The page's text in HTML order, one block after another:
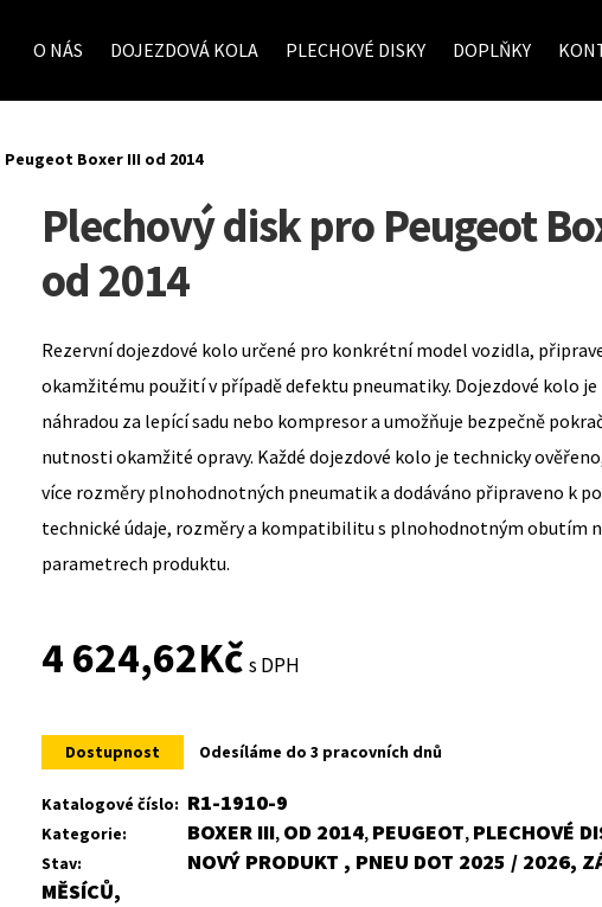
O NÁS DOJEZDOVÁ KOLA PLECHOVÉ DISKY DOPLŇKY
Boxer III od 2014
Plechový disk pro Peugeot
od 2014
Rezervní dojezdové kolo určené pro konkrétní model vozidla,
okamžitému použití v případě defektu pneumatiky. Dojezdové kolo
náhradou za lepící sadu nebo kompresor a umožňuje bezpečně
nutnosti okamžité opravy. Každé dojezdové kolo je technicky
více rozměry plnohodnotných pneumatik a dodáváno připraveno k
technické údaje, rozměry a kompatibilitu s plnohodnotným obutím
parametrech produktu.
4 624,62Kč s DPH
Dostupnost Odesíláme do 3 pracovních dnů
Katalogové číslo: R1-1910-9
Kategorie: BOXER III, OD 2014, PEUGEOT, PLECHOVÉ
Stav:
NOVÝ PRODUKT , PNEU DOT 2025 / 2026,
MĚSÍCŮ,